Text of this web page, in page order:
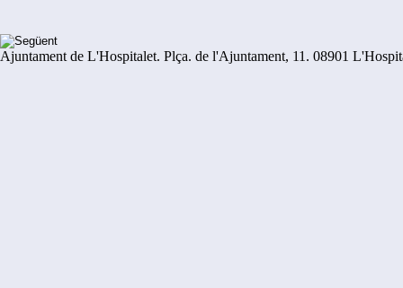
Ajuntament de L'Hospitalet. Plça. de l'Ajuntament, 11. 08901